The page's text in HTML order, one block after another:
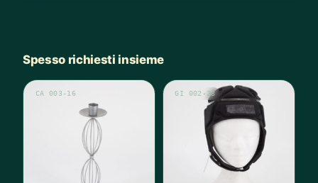
Spesso richiesti insieme
CA 003-16 GI 002-28